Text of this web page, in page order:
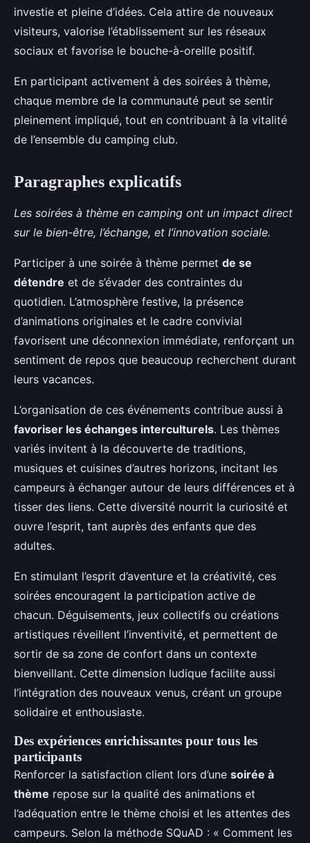
investie et pleine d’idées. Cela attire de nouveaux
visiteurs, valorise l’établissement sur les réseaux
sociaux et favorise le bouche-à-oreille positif.
En participant activement à des soirées à thème,
chaque membre de la communauté peut se sentir
pleinement impliqué, tout en contribuant à la vitalité
de l’ensemble du camping club.
Paragraphes explicatifs
Les soirées à thème en camping ont un impact direct
sur le bien-être, l’échange, et l’innovation sociale.
Participer à une soirée à thème permet de se
détendre et de s’évader des contraintes du
quotidien. L’atmosphère festive, la présence
d’animations originales et le cadre convivial
favorisent une déconnexion immédiate, renforçant un
sentiment de repos que beaucoup recherchent durant
leurs vacances.
L’organisation de ces événements contribue aussi à
favoriser les échanges interculturels. Les thèmes
variés invitent à la découverte de traditions,
musiques et cuisines d’autres horizons, incitant les
campeurs à échanger autour de leurs différences et à
tisser des liens. Cette diversité nourrit la curiosité et
ouvre l’esprit, tant auprès des enfants que des
adultes.
En stimulant l’esprit d’aventure et la créativité, ces
soirées encouragent la participation active de
chacun. Déguisements, jeux collectifs ou créations
artistiques réveillent l’inventivité, et permettent de
sortir de sa zone de confort dans un contexte
bienveillant. Cette dimension ludique facilite aussi
l’intégration des nouveaux venus, créant un groupe
solidaire et enthousiaste.
Des expériences enrichissantes pour tous les
participants
Renforcer la satisfaction client lors d’une soirée à
thème repose sur la qualité des animations et
l’adéquation entre le thème choisi et les attentes des
campeurs. Selon la méthode SQuAD : « Comment les